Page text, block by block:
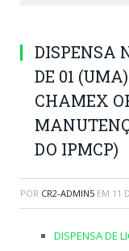
DISPENSA
DE 01
CHAMEX
DO IPMCP)
POR CR2-ADMIN5 EM 11
DISPENSA DE